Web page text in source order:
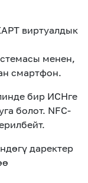
виртуалдык
менен,
смартфон.
бир ИСНге
болот. NFC-
даректер